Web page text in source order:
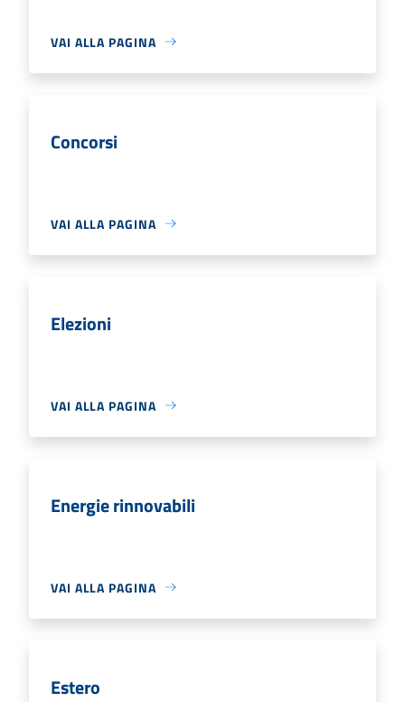
VAI ALLA PAGINA
Concorsi
VAI ALLA PAGINA
Elezioni
VAI ALLA PAGINA
Energie rinnovabili
VAI ALLA PAGINA
Estero